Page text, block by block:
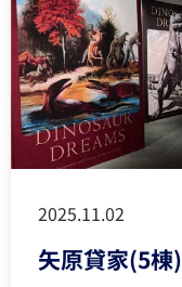
2025.11.02
矢原貸家(5棟)